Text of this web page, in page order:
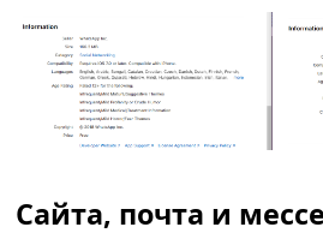
Сайта, почта и